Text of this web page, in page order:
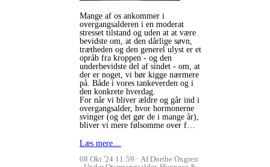
Mange af os ankommer i
overgangsalderen i en moderat
stresset tilstand og uden at at være
bevidste om, at den dårlige søvn,
trætheden og den generel ulyst er et
opråb fra kroppen - og den
underbevidste del af sindet - om, at
der er noget, vi bør kigge nærmere
på. Både i vores tankeverden og i
den konkrete hverdag.
For når vi bliver ældre og går ind i
overgangsalder, hvor hormonerne
svinger (og det gør de i mange år),
bliver vi mere følsomme over f…
Læs mere…
08 Okt '24 11:59
Af Dorthe Oxgren